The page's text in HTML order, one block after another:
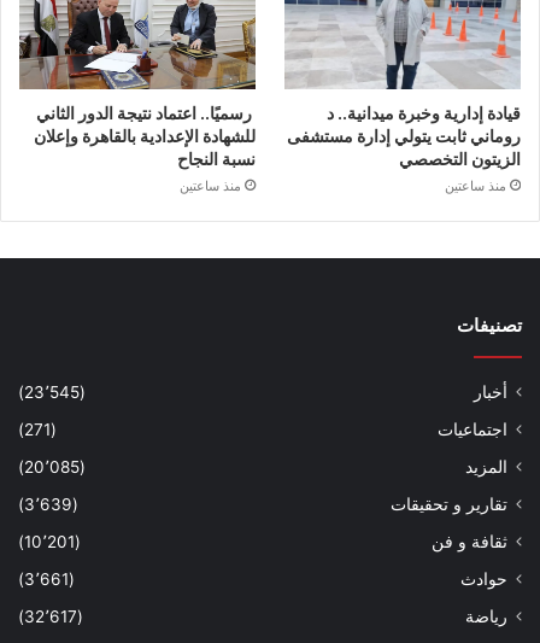
قيادة إدارية وخبرة ميدانية.. د
روماني ثابت يتولي إدارة مستشفى
الزيتون التخصصي
منذ ساعتين
رسميًا.. اعتماد نتيجة الدور الثاني
للشهادة الإعدادية بالقاهرة وإعلان
نسبة النجاح
منذ ساعتين
تصنيفات
أخبار
(23٬545)
اجتماعيات
(271)
المزيد
(20٬085)
تقارير و تحقيقات
(3٬639)
ثقافة و فن
(10٬201)
حوادث
(3٬661)
رياضة
(32٬617)